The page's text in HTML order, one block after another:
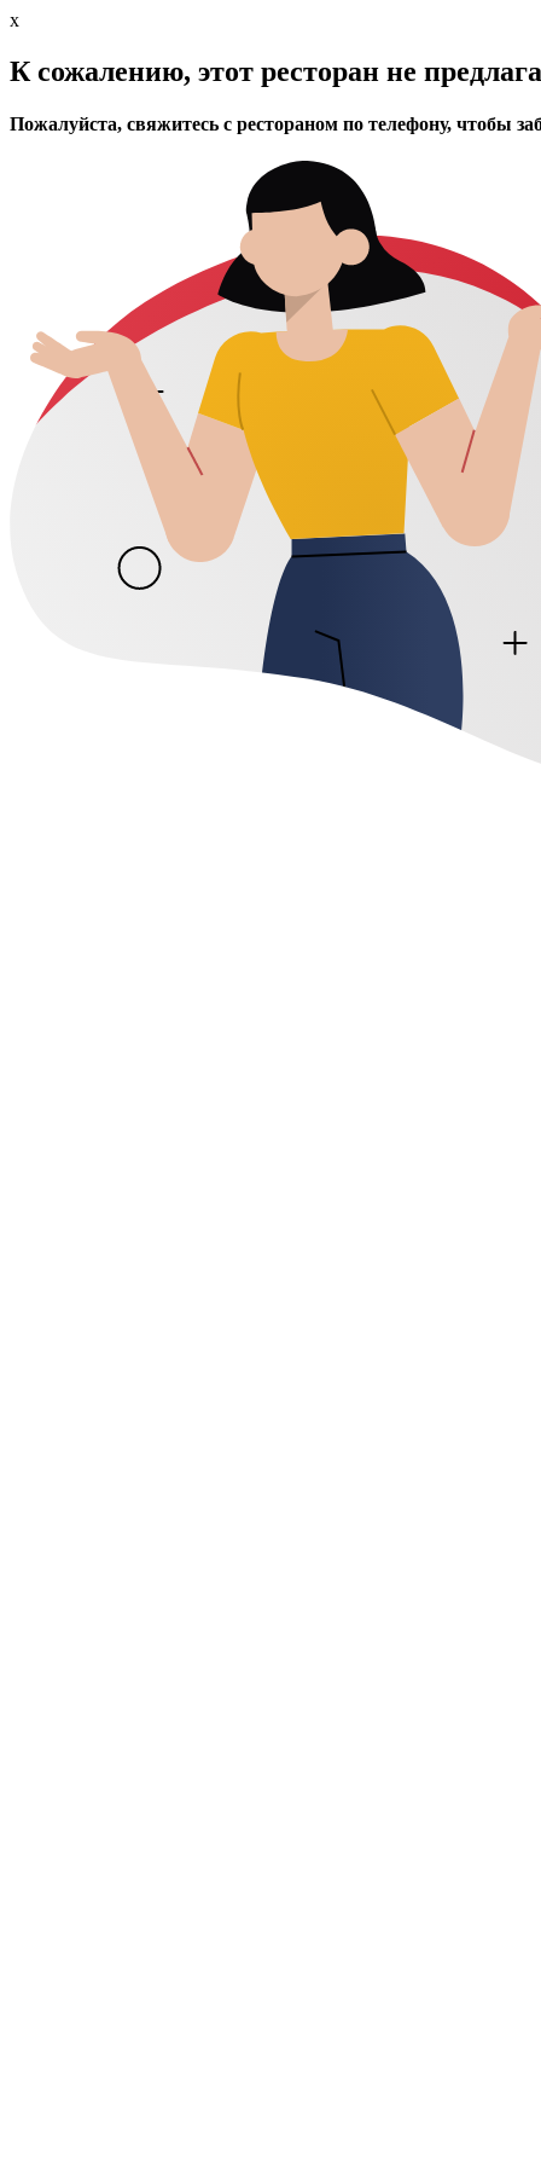
x
К сожалению, этот ресторан не
Пожалуйста, свяжитесь с рестораном по телефону, чтобы